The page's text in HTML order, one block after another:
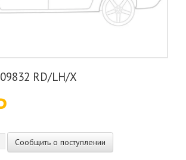
RD/LH/X
Сообщить о поступлении